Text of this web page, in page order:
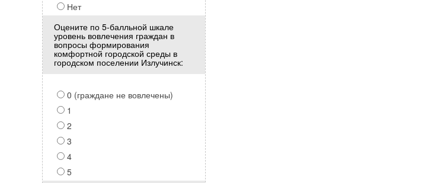
Нет
Оцените по 5-балльной шкале
уровень вовлечения граждан в
вопросы формирования
комфортной городской среды в
городском поселении Излучинск:
0 (граждане не вовлечены)
1
2
3
4
5